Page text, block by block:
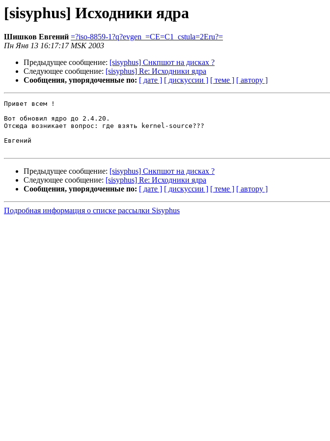
[sisyphus] Исходники ядра
Шишков Евгений =?iso-8859-1?q?evgen_=CE=C1_cstula=2Eru?=
Пн Янв 13 16:17:17 MSK 2003
Предыдущее сообщение: [sisyphus] Снкпшот на дисках ?
Следующее сообщение: [sisyphus] Re: Исходники ядра
Сообщения, упорядоченные по: [ дате ] [ дискуссии ] [ теме ] [ автору ]
Привет всем !
Вот обновил ядро до 2.4.20.
Отсюда возникает вопрос: где взять kernel-source???
Евгений
Предыдущее сообщение: [sisyphus] Снкпшот на дисках ?
Следующее сообщение: [sisyphus] Re: Исходники ядра
Сообщения, упорядоченные по: [ дате ] [ дискуссии ] [ теме ] [ автору ]
Подробная информация о списке рассылки Sisyphus